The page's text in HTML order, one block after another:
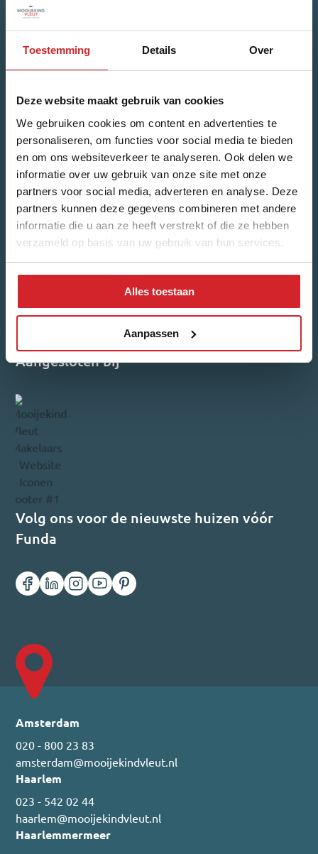
Toestemming Details Over
Deze website maakt gebruik van cookies
We gebruiken cookies om content en advertenties te
personaliseren, om functies voor social media te bieden
en om ons websiteverkeer te analyseren. Ook delen we
informatie over uw gebruik van onze site met onze
partners voor social media, adverteren en analyse. Deze
partners kunnen deze gegevens combineren met andere
informatie die u aan ze heeft verstrekt of die ze hebben
verzameld op basis van uw gebruik van hun services.
Alles toestaan
Aanpassen
Achternaam
Welk nieuws ontvang je graag?
Woonnieuws
Nieuwbouw-updates
Ik ga akkoord met hetprivacybeleid.
Reviews
4,7/5540 reviews
Aangesloten bij
Volg ons voor de nieuwste huizen vóór
Funda
Amsterdam
020 - 800 23 83
amsterdam@mooijekindvleut.nl
Haarlem
023 - 542 02 44
haarlem@mooijekindvleut.nl
Haarlemmermeer